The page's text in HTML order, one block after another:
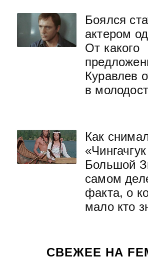
Боялся
актером
От какого
Куравлев
в
Как
Большой
самом
факта, о
мало кто
СВЕЖЕЕ НА